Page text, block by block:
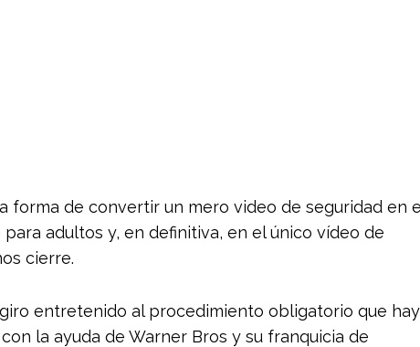
forma de convertir un mero video de seguridad en
adultos y, en definitiva, en el único vídeo de
cierre.
entretenido al procedimiento obligatorio que hay
la ayuda de Warner Bros y su franquicia de